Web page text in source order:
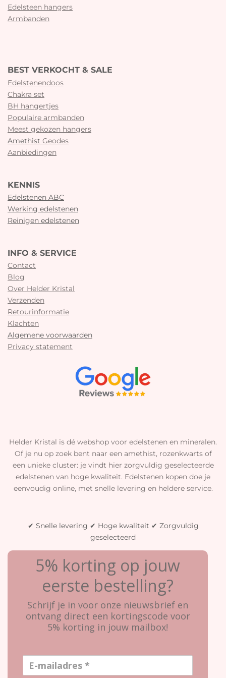
Edelsteen hangers
Armbanden
BEST VERKOCHT & SALE
Edelstenendoos
Chakra set
BH hangertjes
Populaire armbanden
Meest gekozen hangers
Amethist Geodes
Aanbiedingen
KENNIS
Edelstenen ABC
Werking edelstenen
Reinigen edelstenen
INFO & SERVICE
Contact
Blog
Over Helder Kristal
Verzenden
Retourinformatie
Klachten
Algemene voorwaarden
Privacy statement
Helder Kristal is dé webshop voor edelstenen en mineralen.
Of je nu op zoek bent naar een amethist, rozenkwarts of
een unieke cluster: je vindt hier zorgvuldig geselecteerde
edelstenen van hoge kwaliteit. Edelstenen kopen doe je
eenvoudig online, met snelle levering en heldere service.
✔ Snelle levering ✔ Hoge kwaliteit ✔ Zorgvuldig
geselecteerd
5% korting op jouw
eerste bestelling?
Schrijf je in voor onze nieuwsbrief en
ontvang direct een kortingscode voor
5% korting in jouw mailbox!